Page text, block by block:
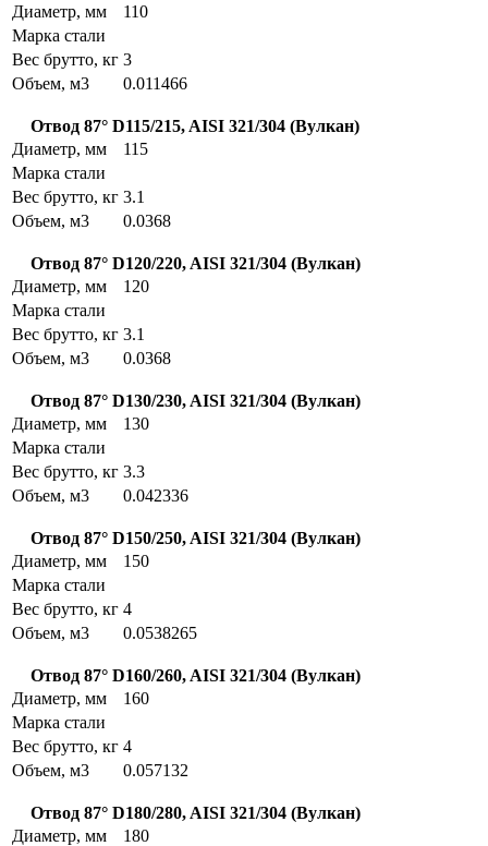
Диаметр, мм
110
Марка стали
Вес брутто, кг 3
Объем, м3
0.011466
Отвод 87° D115/215, AISI 321/304 (Вулкан)
Диаметр, мм
115
Марка стали
Вес брутто, кг 3.1
Объем, м3
0.0368
Отвод 87° D120/220, AISI 321/304 (Вулкан)
Диаметр, мм
120
Марка стали
Вес брутто, кг 3.1
Объем, м3
0.0368
Отвод 87° D130/230, AISI 321/304 (Вулкан)
Диаметр, мм
130
Марка стали
Вес брутто, кг 3.3
Объем, м3
0.042336
Отвод 87° D150/250, AISI 321/304 (Вулкан)
Диаметр, мм
150
Марка стали
Вес брутто, кг 4
Объем, м3
0.0538265
Отвод 87° D160/260, AISI 321/304 (Вулкан)
Диаметр, мм
160
Марка стали
Вес брутто, кг 4
Объем, м3
0.057132
Отвод 87° D180/280, AISI 321/304 (Вулкан)
Диаметр, мм
180